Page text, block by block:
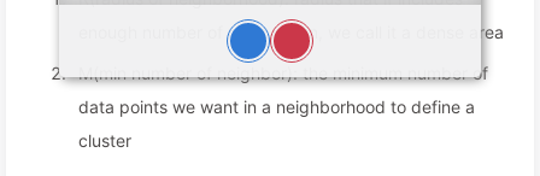
enough number of point within, we call it a dense area
M(min number of neighbor): the minimum number of
data points we want in a neighborhood to define a
cluster